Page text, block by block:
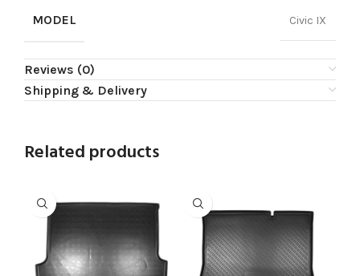
MODEL Civic IX
Reviews (0)
Shipping & Delivery
Related products